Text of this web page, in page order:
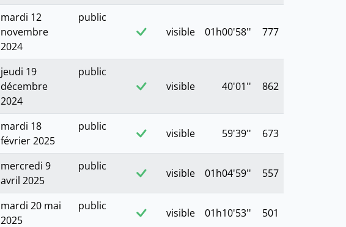
mardi 12
novembre
2024
public
visible
01h00'58'' 777
jeudi 19
décembre
2024
public
visible
40'01'' 862
mardi 18
février 2025
public
visible 59'39'' 673
mercredi 9
avril 2025
public
visible 01h04'59'' 557
mardi 20 mai
2025
public
visible 01h10'53'' 501